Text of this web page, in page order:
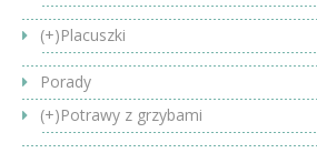
(+)Placuszki
Porady
(+)Potrawy z grzybami